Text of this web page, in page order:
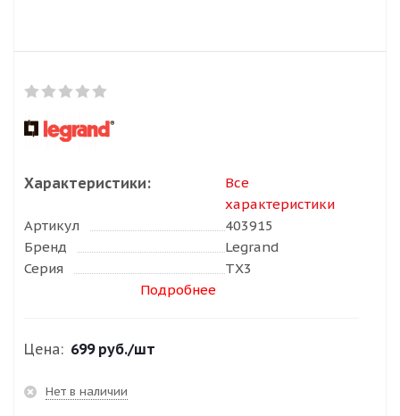
Характеристики:
Все
характеристики
Артикул
403915
Бренд
Legrand
Серия
TX3
Подробнее
Цена: 699 руб./шт
Нет в наличии